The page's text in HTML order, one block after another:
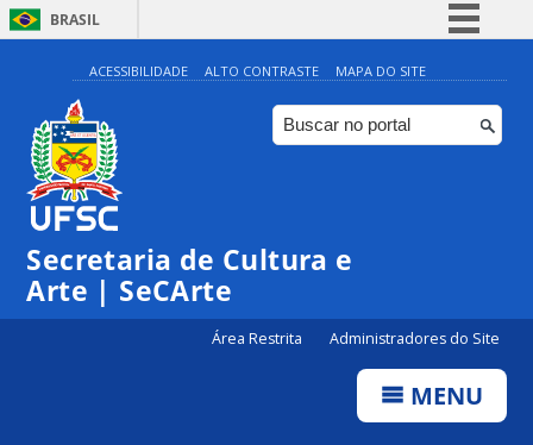
BRASIL
Simplifique!
Comunica BR
Participe
ACESSIBILIDADE ALTO CONTRASTE MAPA DO SITE
Secretaria de Cultura e
Arte | SeCArte
Área Restrita Administradores do Site
MENU
0:00
1:00